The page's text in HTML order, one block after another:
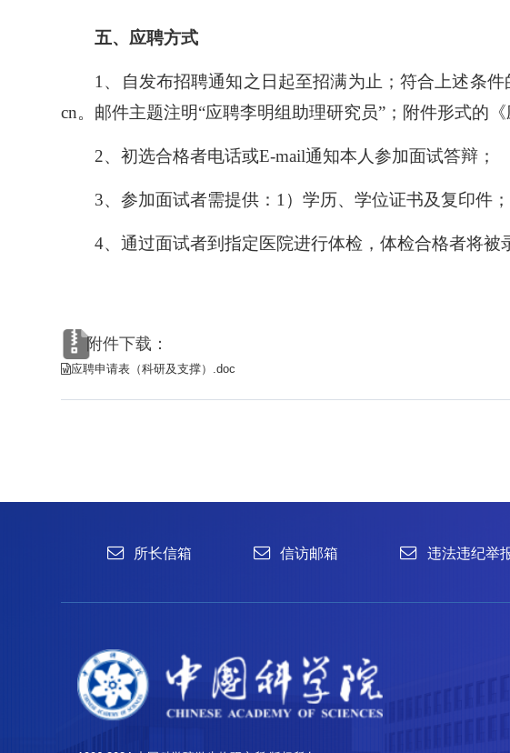
五、应聘方式
1、自发布招聘通知之日起至招满为止；符合上述条
cn。邮件主题注明“应聘李明组助理研究员”；附件形式的
2、初选合格者电话或E-mail通知本人参加面试答辩；
3、参加面试者需提供：1）学历、学位证书及复印件
4、通过面试者到指定医院进行体检，体检合格者将被
附件下载：
应聘申请表（科研及支撑）.doc
1996-2024 中国科学院微生物研究所 版权所有
备案序号：京ICP备06066622号-1